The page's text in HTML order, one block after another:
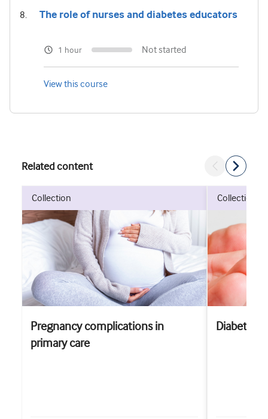
The role of nurses and diabetes educators
Not started
1 hour
View this course
Related content
collection
Pregnancy complications in
primary care
collection
Diabetes